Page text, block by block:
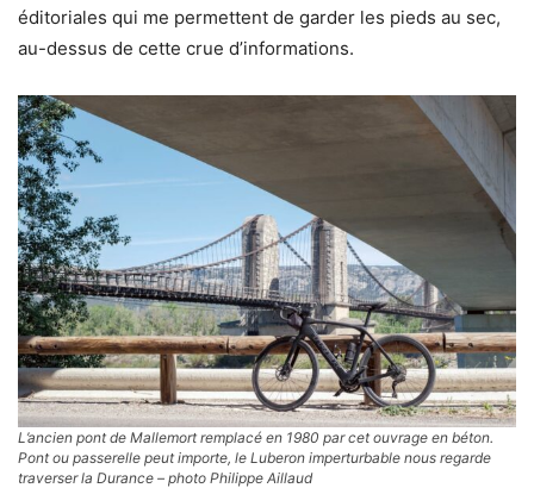
éditoriales qui me permettent de garder les pieds au sec,
au-dessus de cette crue d’informations.
L’ancien pont de Mallemort remplacé en 1980 par cet ouvrage en béton.
Pont ou passerelle peut importe, le Luberon imperturbable nous regarde
traverser la Durance – photo Philippe Aillaud